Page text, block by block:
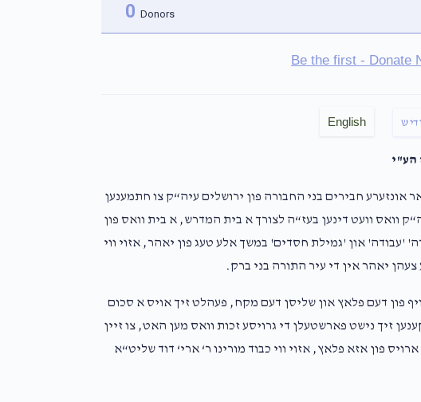
0 Donors
Be the first - Donate
English
הע"י
אונזערע חבירים בני החבורה פון ירושלים עיה“ק צו חתמענען
וואס וועט דינען בעז“ה לצורך א בית המדרש, א בית וואס פון
'עבודה' און 'גמילת חסדים' במשך אלע טעג פון יאהר, אזוי ווי
צעהן יאהר אין די עיר התורה בני ברק.
פון דעם פלאץ און שליסן דעם מקח, פעהלט זיך אויס א סכום
טויזענט דאלער $400,000 מיר קענען זיך נישט פארשטעלן די גרויסע זכות וואס מען האט, צו זיין
פון אזא פלאץ, אזוי ווי כבוד מורינו ר‘ ארי‘ דוד שליט“א